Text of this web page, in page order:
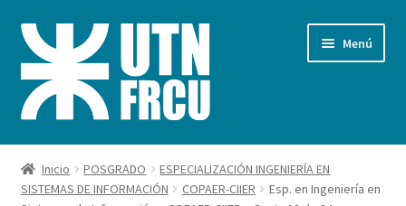
Ir
la
navegación
Ir
al
contenido
Menú
Inicio
Carrito
Inicio POSGRADO
ESPECIALIZACIÓN INGENIERÍA EN
SISTEMAS DE INFORMACIÓN
COPAER-CIIER
Esp. en Ingeniería en